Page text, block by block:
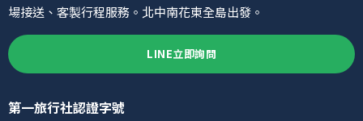
場接送、客製行程服務。北中南花東全島出發。
LINE立即詢問
第一旅行社認證字號